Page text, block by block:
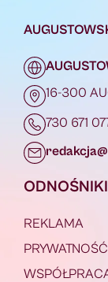
16-300
730 671
ODNOŚNIKI
REKLAMA
PRYWATNOŚĆ